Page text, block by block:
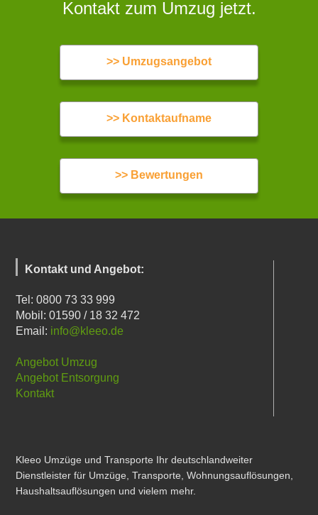
Kontakt zum Umzug jetzt.
>> Umzugsangebot
>> Kontaktaufname
>> Bewertungen
Kontakt und Angebot:
Tel: 0800 73 33 999
Mobil: 01590 / 18 32 472
Email: info@kleeo.de
Angebot Umzug
Angebot Entsorgung
Kontakt
Kleeo Umzüge und Transporte Ihr deutschlandweiter
Dienstleister für Umzüge, Transporte, Wohnungsauflösungen,
Haushaltsauflösungen und vielem mehr.